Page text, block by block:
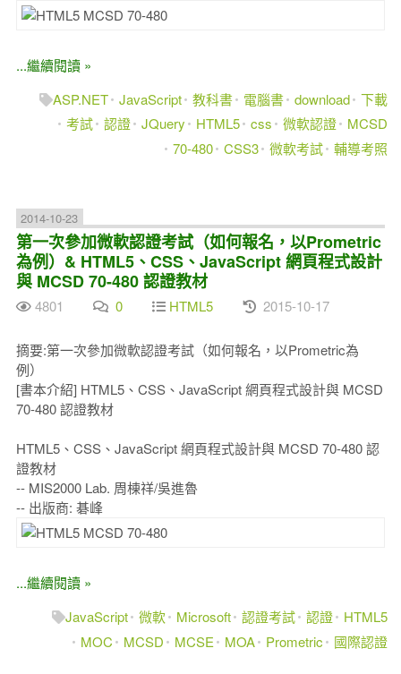
...繼續閱讀 »
ASP.NET JavaScript 教科書 電腦書 download 下載
考試 認證 JQuery HTML5 css 微軟認證
MCSD
70-480 CSS3 微軟考試 輔導考照
2014-10-23
第一次參加微軟認證考試（如何報名，以Prometric
為例）& HTML5、CSS、JavaScript 網頁程式設計
與 MCSD 70-480 認證教材
4801 0 HTML5 2015-10-17
摘要:第一次參加微軟認證考試（如何報名，以Prometric為
例）
[書本介紹] HTML5、CSS、JavaScript 網頁程式設計與 MCSD
70-480 認證教材
HTML5、CSS、JavaScript 網頁程式設計與 MCSD 70-480 認
證教材
-- MIS2000 Lab. 周棟祥/吳進魯
-- 出版商: 碁峰
...繼續閱讀 »
JavaScript 微軟 Microsoft 認證考試 認證
HTML5
MOC
MCSD MCSE MOA Prometric 國際認證